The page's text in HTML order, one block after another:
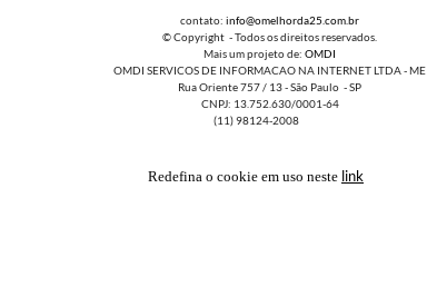
contato: info@omelhorda25.com.br
© Copyright - Todos os direitos reservados.
Mais um projeto de: OMDI
OMDI SERVICOS DE INFORMACAO NA INTERNET LTDA - ME
Rua Oriente 757 / 13 - São Paulo - SP
CNPJ: 13.752.630/0001-64
(11) 98124-2008
Redefina o cookie em uso neste link